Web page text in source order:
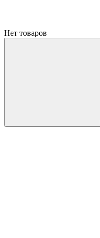
Нет товаров